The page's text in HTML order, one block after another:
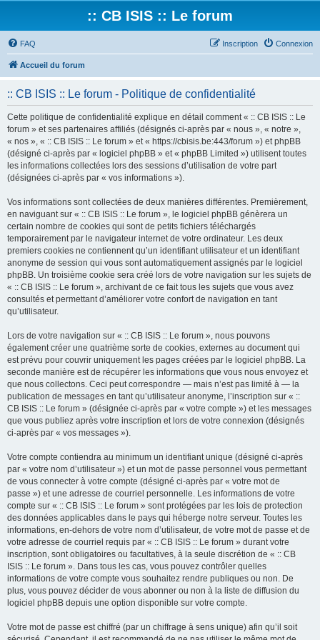
:: CB ISIS :: Le forum
FAQ Connexion
Inscription
Accueil du forum
:: CB ISIS :: Le forum - Politique de confidentialité
Cette politique de confidentialité explique en détail comment « :: CB ISIS :: Le
forum » et ses partenaires affiliés (désignés ci-après par « nous », « notre »,
« nos », « :: CB ISIS :: Le forum » et « https://cbisis.be:443/forum ») et phpBB
(désigné ci-après par « logiciel phpBB » et « phpBB Limited ») utilisent toutes
les informations collectées lors des sessions d’utilisation de votre part
(désignées ci-après par « vos informations »).
Vos informations sont collectées de deux manières différentes. Premièrement,
en naviguant sur « :: CB ISIS :: Le forum », le logiciel phpBB génèrera un
certain nombre de cookies qui sont de petits fichiers téléchargés
temporairement par le navigateur internet de votre ordinateur. Les deux
premiers cookies ne contiennent qu’un identifiant utilisateur et un identifiant
anonyme de session qui vous sont automatiquement assignés par le logiciel
phpBB. Un troisième cookie sera créé lors de votre navigation sur les sujets de
« :: CB ISIS :: Le forum », archivant de ce fait tous les sujets que vous avez
consultés et permettant d’améliorer votre confort de navigation en tant
qu’utilisateur.
Lors de votre navigation sur « :: CB ISIS :: Le forum », nous pouvons
également créer une quatrième sorte de cookies, externes au document qui
est prévu pour couvrir uniquement les pages créées par le logiciel phpBB. La
seconde manière est de récupérer les informations que vous nous envoyez et
que nous collectons. Ceci peut correspondre — mais n’est pas limité à — la
publication de messages en tant qu’utilisateur anonyme, l’inscription sur « ::
CB ISIS :: Le forum » (désignée ci-après par « votre compte ») et les messages
que vous publiez après votre inscription et lors de votre connexion (désignés
ci-après par « vos messages »).
Votre compte contiendra au minimum un identifiant unique (désigné ci-après
par « votre nom d’utilisateur ») et un mot de passe personnel vous permettant
de vous connecter à votre compte (désigné ci-après par « votre mot de
passe ») et une adresse de courriel personnelle. Les informations de votre
compte sur « :: CB ISIS :: Le forum » sont protégées par les lois de protection
des données applicables dans le pays qui héberge notre serveur. Toutes les
informations, en-dehors de votre nom d’utilisateur, de votre mot de passe et de
votre adresse de courriel requis par « :: CB ISIS :: Le forum » durant votre
inscription, sont obligatoires ou facultatives, à la seule discrétion de « :: CB
ISIS :: Le forum ». Dans tous les cas, vous pouvez contrôler quelles
informations de votre compte vous souhaitez rendre publiques ou non. De
plus, vous pouvez décider de vous abonner ou non à la liste de diffusion du
logiciel phpBB depuis une option disponible sur votre compte.
Votre mot de passe est chiffré (par un chiffrage à sens unique) afin qu’il soit